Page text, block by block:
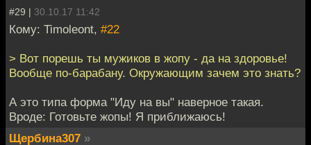
#29 | 30.10.17 11:42
Кому: Timoleont, #22
> Вот порешь ты мужиков в жопу - да на здоровье!
Вообще по-барабану. Окружающим зачем это знать?
А это типа форма "Иду на вы" наверное такая.
Вроде: Готовьте жопы! Я приближаюсь!
Щербина307 »